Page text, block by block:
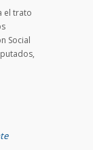
el trato
Social